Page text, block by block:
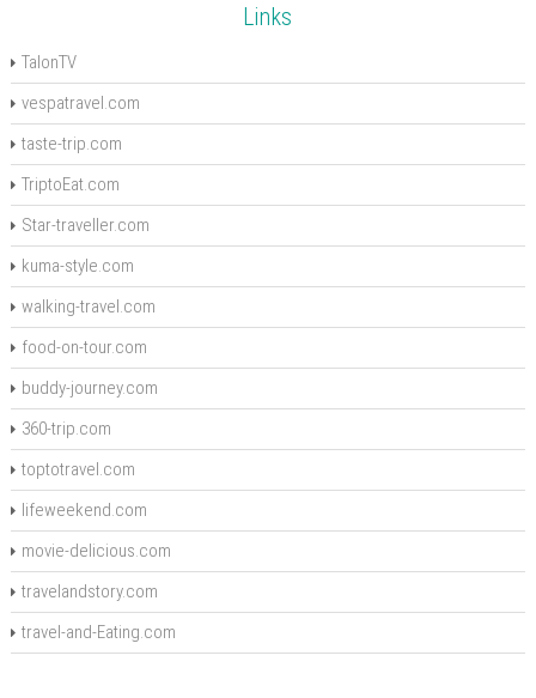
Links
TalonTV
vespatravel.com
taste-trip.com
TriptoEat.com
Star-traveller.com
kuma-style.com
walking-travel.com
food-on-tour.com
buddy-journey.com
360-trip.com
toptotravel.com
lifeweekend.com
movie-delicious.com
travelandstory.com
travel-and-Eating.com